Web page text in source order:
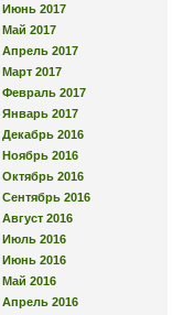
Июнь 2017
Май 2017
Апрель 2017
Март 2017
Февраль 2017
Январь 2017
Декабрь 2016
Ноябрь 2016
Октябрь 2016
Сентябрь 2016
Август 2016
Июль 2016
Июнь 2016
Май 2016
Апрель 2016